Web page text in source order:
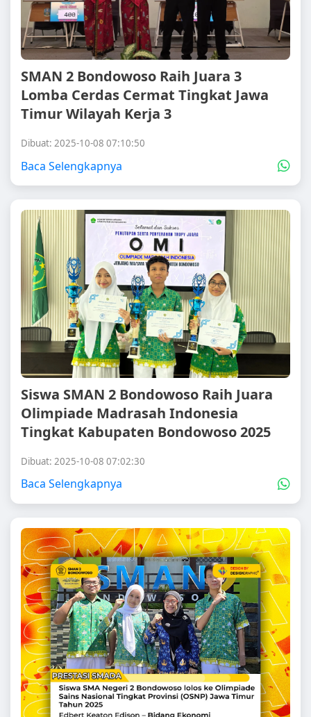
SMAN 2 Bondowoso Raih Juara 3
Lomba Cerdas Cermat Tingkat Jawa
Timur Wilayah Kerja 3
Dibuat: 2025-10-08 07:10:50
Baca Selengkapnya
Siswa SMAN 2 Bondowoso Raih Juara
Olimpiade Madrasah Indonesia
Tingkat Kabupaten Bondowoso 2025
Dibuat: 2025-10-08 07:02:30
Baca Selengkapnya